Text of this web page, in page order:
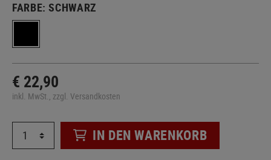
FARBE:SCHWARZ
€ 22,90
inkl. MwSt., zzgl. Versandkosten
IN DEN WARENKORB